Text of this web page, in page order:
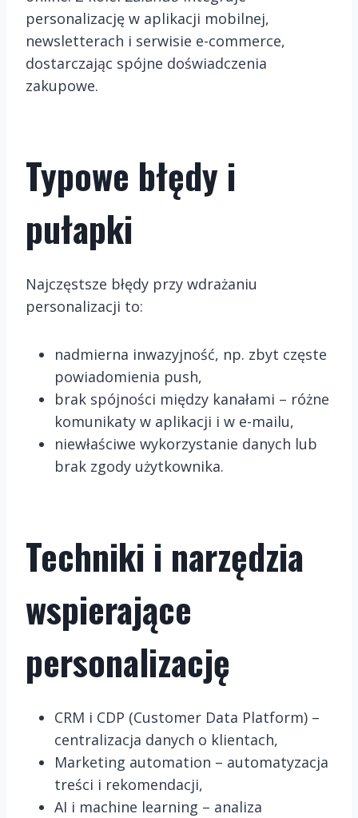
personalizację w aplikacji mobilnej,
newsletterach i serwisie e-commerce,
dostarczając spójne doświadczenia
zakupowe.
Typowe błędy i
pułapki
Najczęstsze błędy przy wdrażaniu
personalizacji to:
nadmierna inwazyjność, np. zbyt częste
powiadomienia push,
brak spójności między kanałami – różne
komunikaty w aplikacji i w e-mailu,
niewłaściwe wykorzystanie danych lub
brak zgody użytkownika.
Techniki i narzędzia
wspierające
personalizację
CRM i CDP (Customer Data Platform) –
centralizacja danych o klientach,
Marketing automation – automatyzacja
treści i rekomendacji,
AI i machine learning – analiza